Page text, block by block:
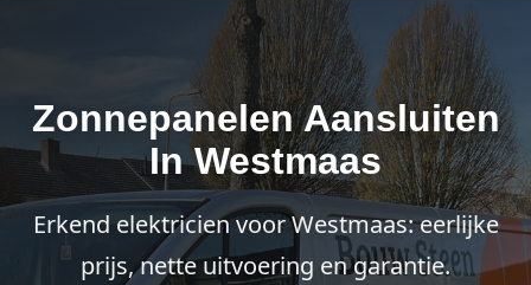
Zonnepanelen Aansluiten
In Westmaas
Erkend elektricien voor Westmaas: eerlijke
prijs, nette uitvoering en garantie.